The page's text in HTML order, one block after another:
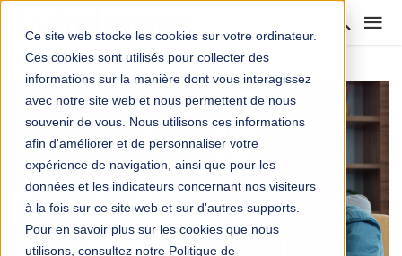
Ce site web stocke les cookies sur votre ordinateur.
Ces cookies sont utilisés pour collecter des
informations sur la manière dont vous interagissez
avec notre site web et nous permettent de nous
souvenir de vous. Nous utilisons ces informations
afin d'améliorer et de personnaliser votre
expérience de navigation, ainsi que pour les
données et les indicateurs concernant nos visiteurs
à la fois sur ce site web et sur d'autres supports.
Pour en savoir plus sur les cookies que nous
utilisons, consultez notre Politique de